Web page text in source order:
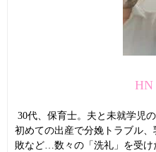
HN
30代、保育士。夫と未就学児
初めての出産で分娩トラブル
敗など…数々の「洗礼」を受